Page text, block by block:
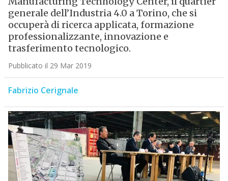
generale dell’Industria 4.0 a Torino, che si
occuperà di ricerca applicata, formazione
professionalizzante, innovazione e
trasferimento tecnologico.
Pubblicato il 29 Mar 2019
Fabrizio Cerignale